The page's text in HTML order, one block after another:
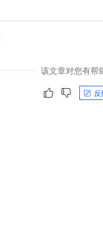
该文章对您有帮